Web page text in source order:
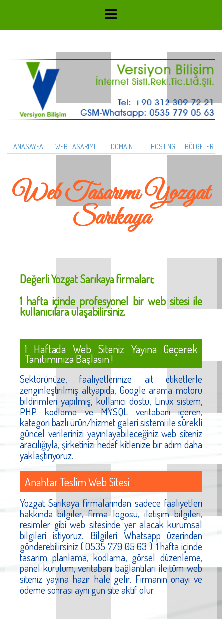
ANASAYFA WEB TASARIMI DOMAİN HOSTİNG BÖLGELER
Web Tasarımı Yozgat
Sarıkaya
DeğerliYozgat Sarıkayafirmaları;
1 hafta içinde profesyonel bir web sitesi ile
kullanıcılara ulaşabilirsiniz.
1 Haftada Web Siteniz Yayına Geçerek
Tanıtımınıza Başlasın !
Sektörünüze, faaliyetlerinize ait etiketlerle
zenginleştirilmiş altyapıda, Google arama motoru
bildirimleri yapılmış, kullanıcı dostu, Linux sistem,
PHP kodlama ve MYSQL veritabanı içeren,
kategori bazlı ürün/hizmet galeri sistemi ile sürekli
güncel verilerinizi yayınlayabileceğiniz web siteniz
aracılığıyla, şirketinizi hedef kitlenize bir adım daha
yaklaştırıyoruz.
Anahtar Teslim Web Sitesi
Yozgat Sarıkaya firmalarından sadece faaliyetleri
hakkında bilgiler, firma logosu, iletişim bilgileri,
resimler gibi web sitesinde yer alacak kurumsal
bilgileri istiyoruz. Bilgileri Whatsapp üzerinden
gönderebilirsiniz ( 0535 779 05 63 ). 1 hafta içinde
tasarım planlama, kodlama, görsel düzenleme,
panel kurulum, veritabanı bağlantıları ile tüm web
siteniz yayına hazır hale gelir. Firmanın onayı ve
ödeme sonrası aynı gün site aktif olur.